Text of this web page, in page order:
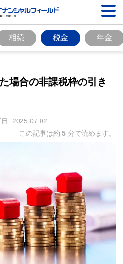
相続 税金 年金
場合の非課税枠の引き
日: 2025.07.02
この記事は約 5 分で読めます。